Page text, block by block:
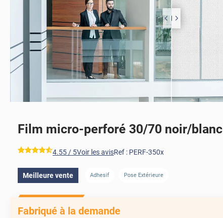
Film micro-perforé 30/70 noir/blanc
*****
4.55 / 5Voir les avisRef : PERF-350x
Meilleure vente Adhesif Pose Extérieure
Fabriqué à la demande